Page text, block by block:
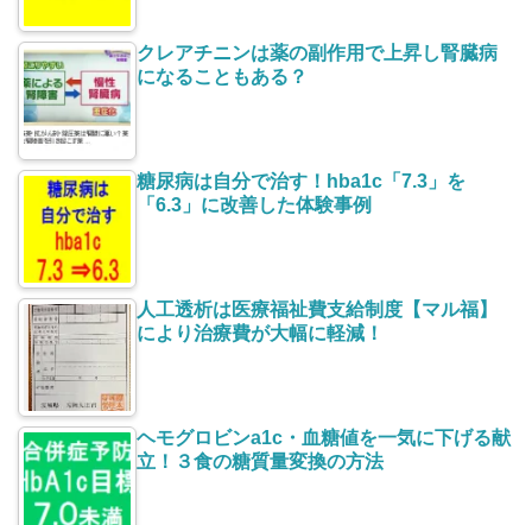
クレアチニンは薬の副作用で上昇し腎臓病
になることもある？
糖尿病は自分で治す！hba1c「7.3」を
「6.3」に改善した体験事例
人工透析は医療福祉費支給制度【マル福】
により治療費が大幅に軽減！
ヘモグロビンa1c・血糖値を一気に下げる献
立！３食の糖質量変換の方法